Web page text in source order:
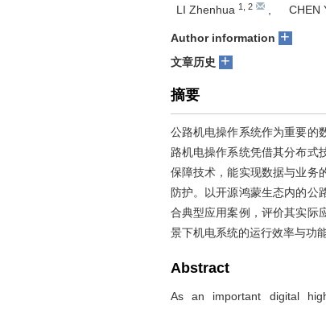
LI Zhenhua 1 2 CHEN
Author information +
文章历史 +
摘要
公路机电操作系统作为重要的
路机电操作系统凭借其分布式
保障技术，能实现数据与业务
防护。以开源鸿蒙生态内的公
合典型应用案例，评价其实际
景下机电系统的运行效率与功
Abstract
As an important digital